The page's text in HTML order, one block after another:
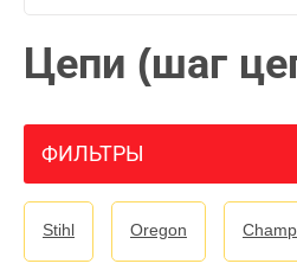
Цепи (шаг
ФИЛЬТРЫ
Stihl Oregon